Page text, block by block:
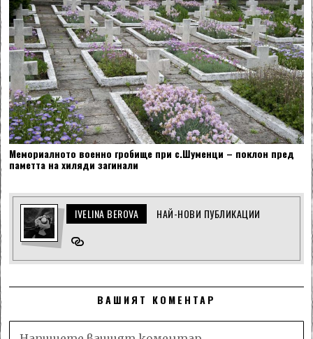
Мемориалното военно гробище при с.Шуменци – поклон пред
паметта на хиляди загинали
IVELINA BEROVA НАЙ-НОВИ ПУБЛИКАЦИИ
ВАШИЯТ КОМЕНТАР